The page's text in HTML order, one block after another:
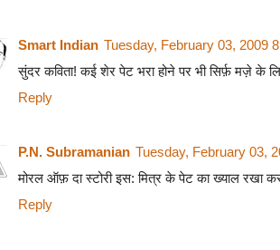
Smart Indian Tuesday, February 03, 2009
सुंदर कविता! कई शेर पेट भरा होने पर भी सिर्फ़ मज़े के
Reply
P.N. Subramanian Tuesday, February 03,
मोरल ऑफ़ दा स्टोरी इस: मित्र के पेट का ख्याल रखा
Reply